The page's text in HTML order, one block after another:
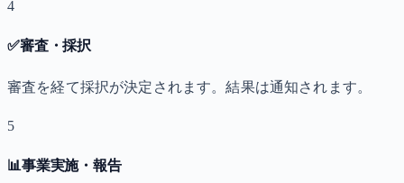
4
✅審査・採択
審査を経て採択が決定されます。結果は通知されます。
5
📊事業実施・報告